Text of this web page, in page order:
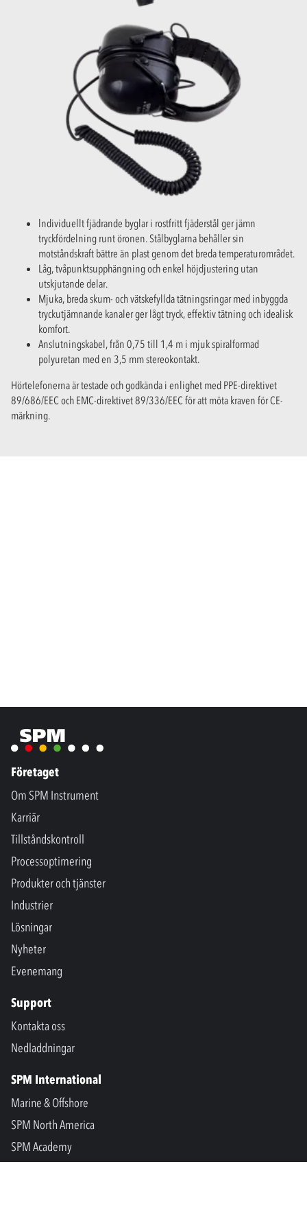
lndividuellt fjädrande byglar i rostfritt fjäderstål ger jämn
tryckfördelning runt öronen. Stålbyglarna behåller sin
motståndskraft bättre än plast genom det breda temperaturområdet.
Låg, tvåpunktsupphängning och enkel höjdjustering utan
utskjutande delar.
Mjuka, breda skum- och vätskefyllda tätningsringar med inbyggda
tryckutjämnande kanaler ger lågt tryck, effektiv tätning och idealisk
komfort.
Anslutningskabel, från 0,75 till 1,4 m i mjuk spiralformad
polyuretan med en 3,5 mm stereokontakt.
Hörtelefonerna är testade och godkända i enlighet med PPE-direktivet
89/686/EEC och EMC-direktivet 89/336/EEC för att möta kraven för CE-
märkning.
Företaget
Om SPM Instrument
Karriär
Tillståndskontroll
Processoptimering
Produkter och tjänster
Industrier
Lösningar
Nyheter
Evenemang
Support
Kontakta oss
Nedladdningar
SPM International
Marine & Offshore
SPM North America
SPM Academy